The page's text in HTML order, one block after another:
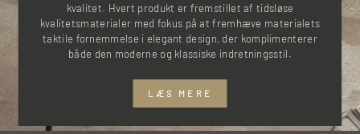
kvalitet. Hvert produkt er fremstillet af tidsløse
kvalitetsmaterialer med fokus på at fremhæve materialets
taktile fornemmelse i elegant design, der komplimenterer
både den moderne og klassiske indretningsstil.
LÆS MERE